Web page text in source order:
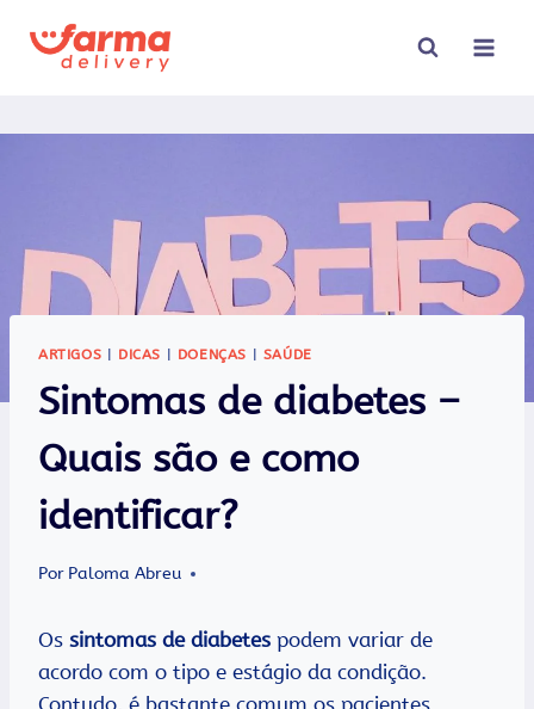
para
ARTIGOS DICAS DOENÇAS SAÚDE
Sintomas de diabetes –
Quais são e como
identificar?
Por Paloma Abreu
Os sintomas de diabetes podem variar de
acordo com o tipo e estágio da condição.